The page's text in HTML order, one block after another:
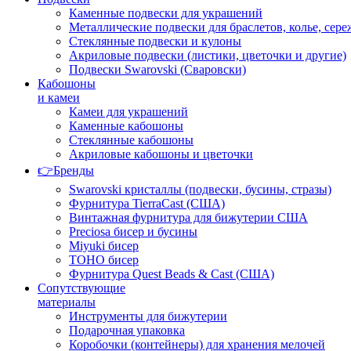
Каменные подвески для украшений
Металлические подвески для браслетов, колье,
Стеклянные подвески и кулоны
Акриловые подвески (листики, цветочки и другие)
Подвески Swarovski (Сваровски)
Кабошоны
и камеи
Камеи для украшений
Каменные кабошоны
Стеклянные кабошоны
Акриловые кабошоны и цветочки
👉Бренды
Swarovski кристаллы (подвески, бусины, стразы)
Фурнитура TierraCast (США)
Винтажная фурнитура для бижутерии США
Preciosa бисер и бусины
Miyuki бисер
TOHO бисер
Фурнитура Quest Beads & Cast (США)
Сопутствующие
материалы
Инструменты для бижутерии
Подарочная упаковка
Коробочки (контейнеры) для хранения мелочей